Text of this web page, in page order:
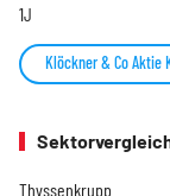
1J
Klöckner & Co Aktie
Thyssenkrupp